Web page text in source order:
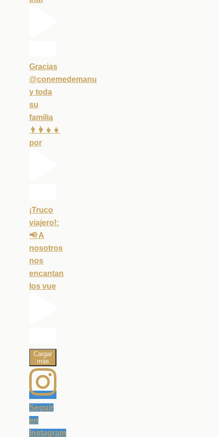
Gracias
@conemedemanu
y toda
su
familia
👨‍👩‍👧‍👧
por
¡Truco
viajero!:
📢 A
nosotros
nos
encantan
los vue
Cargar
más
Seguir
en
Instagram